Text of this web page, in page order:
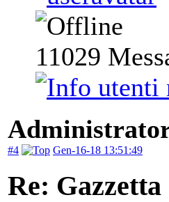
11029
#4 Gen-16-18 13:51:49
Re: Gazzetta